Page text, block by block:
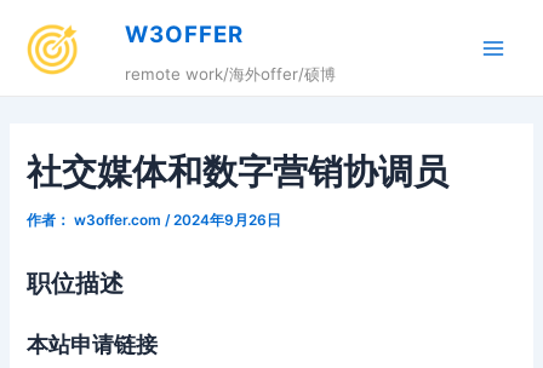
W3OFFER
remote work/海外offer/硕博
社交媒体和数字营销协调员
作者： w3offer.com /2024年9月26日
职位描述
本站申请链接